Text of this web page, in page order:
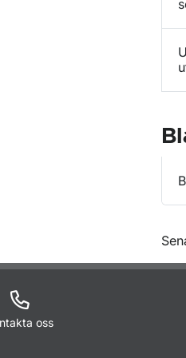
oss